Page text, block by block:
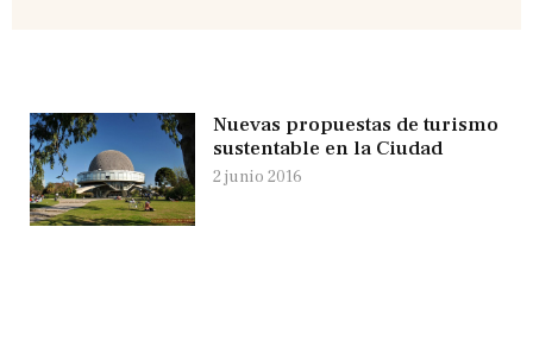
Nuevas propuestas de turismo
sustentable en la Ciudad
2 junio 2016